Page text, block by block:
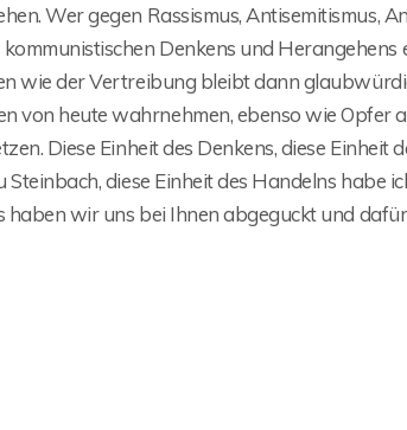
Wer gegen Rassismus, Antisemitismus,
Denkens und
wie der Vertreibung bleibt dann
von heute wahrnehmen, ebenso wie Opfer
Diese Einheit des Denkens, diese
Steinbach, diese Einheit des Handelns habe
haben wir uns bei Ihnen abgeguckt und